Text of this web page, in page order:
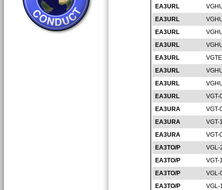
EA3URL
EA3URL
EA3URL
EA3URL
EA3URL
EA3URL
EA3URL
EA3URL
VGT-
EA3URA
VGT-
EA3URA
VGT-
EA3URA
VGT-
EA3TO/P
VGL-
EA3TO/P
VGT-
EA3TO/P
VGL-
EA3TO/P
VGL-